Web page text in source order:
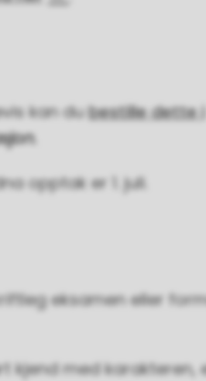
kan dubestille dette i
.
opptak er 1. juli.
eksamen eller
kjend med karakteren,